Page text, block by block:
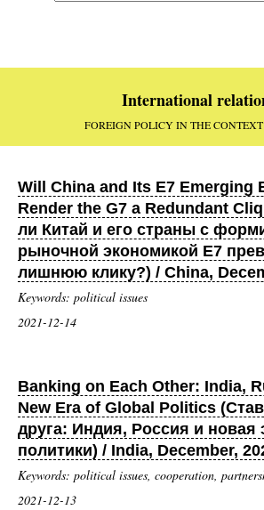
International
FOREIGN POLICY IN THE
Will China and Its E7 Emerging
Render the G7 a Redundant
ли Китай и его страны с
рыночной экономикой E7
лишнюю клику?) / China,
Keywords: political issues
2021-12-14
Banking on Each Other: India,
New Era of Global Politics
друга: Индия, Россия и новая
политики) / India, December,
Keywords: political issues, cooperation,
2021-12-13